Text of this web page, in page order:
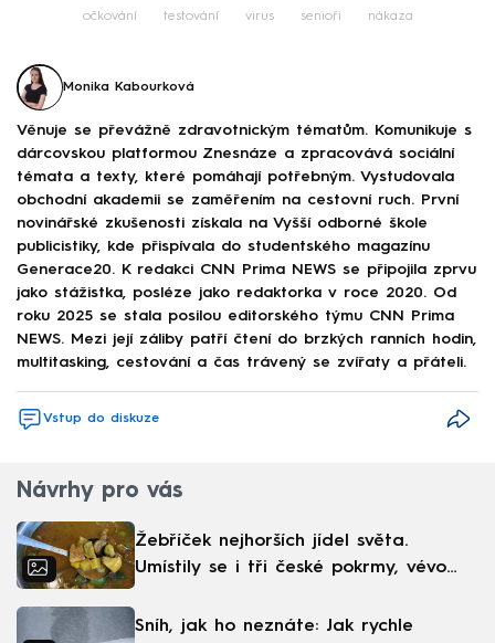
očkování testování virus senioři nákaza
Monika Kabourková
Věnuje se převážně zdravotnickým tématům. Komunikuje s
dárcovskou platformou Znesnáze a zpracovává sociální
témata a texty, které pomáhají potřebným. Vystudovala
obchodní akademii se zaměřením na cestovní ruch. První
novinářské zkušenosti získala na Vyšší odborné škole
publicistiky, kde přispívala do studentského magazínu
Generace20. K redakci CNN Prima NEWS se připojila zprvu
jako stážistka, posléze jako redaktorka v roce 2020. Od
roku 2025 se stala posilou editorského týmu CNN Prima
NEWS. Mezi její záliby patří čtení do brzkých ranních hodin,
multitasking, cestování a čas trávený se zvířaty a přáteli.
Vstup do diskuze
Návrhy pro vás
Žebříček nejhorších jídel světa.
Umístily se i tři české pokrmy, vévodí
Sníh, jak ho neznáte: Jak rychle